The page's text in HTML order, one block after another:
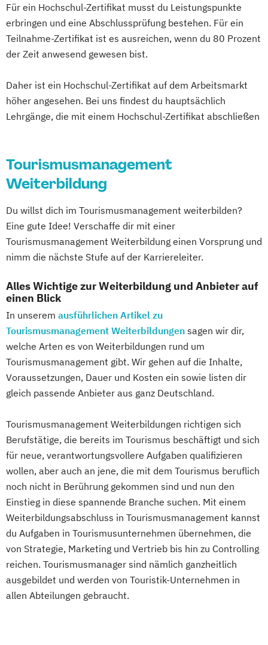
Für ein Hochschul-Zertifikat musst du Leistungspunkte
erbringen und eine Abschlussprüfung bestehen. Für ein
Teilnahme-Zertifikat ist es ausreichen, wenn du 80 Prozent
der Zeit anwesend gewesen bist.
Daher ist ein Hochschul-Zertifikat auf dem Arbeitsmarkt
höher angesehen. Bei uns findest du hauptsächlich
Lehrgänge, die mit einem Hochschul-Zertifikat abschließen
Tourismusmanagement
Weiterbildung
Du willst dich im Tourismusmanagement weiterbilden?
Eine gute Idee! Verschaffe dir mit einer
Tourismusmanagement Weiterbildung einen Vorsprung und
nimm die nächste Stufe auf der Karriereleiter.
Alles Wichtige zur Weiterbildung und Anbieter auf
einen Blick
In unserem ausführlichen Artikel zu
Tourismusmanagement Weiterbildungen sagen wir dir,
welche Arten es von Weiterbildungen rund um
Tourismusmanagement gibt. Wir gehen auf die Inhalte,
Voraussetzungen, Dauer und Kosten ein sowie listen dir
gleich passende Anbieter aus ganz Deutschland.
Tourismusmanagement Weiterbildungen richtigen sich
Berufstätige, die bereits im Tourismus beschäftigt und sich
für neue, verantwortungsvollere Aufgaben qualifizieren
wollen, aber auch an jene, die mit dem Tourismus beruflich
noch nicht in Berührung gekommen sind und nun den
Einstieg in diese spannende Branche suchen. Mit einem
Weiterbildungsabschluss in Tourismusmanagement kannst
du Aufgaben in Tourismusunternehmen übernehmen, die
von Strategie, Marketing und Vertrieb bis hin zu Controlling
reichen. Tourismusmanager sind nämlich ganzheitlich
ausgebildet und werden von Touristik-Unternehmen in
allen Abteilungen gebraucht.